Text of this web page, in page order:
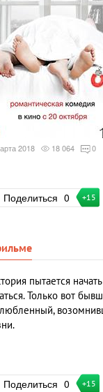
2018 18 064 0
Поделиться 0 +15
пытается
Только вот
Поделиться 0 +15